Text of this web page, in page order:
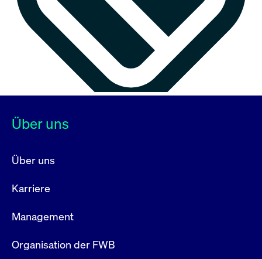
Über uns
Über uns
Karriere
Management
Organisation der FWB